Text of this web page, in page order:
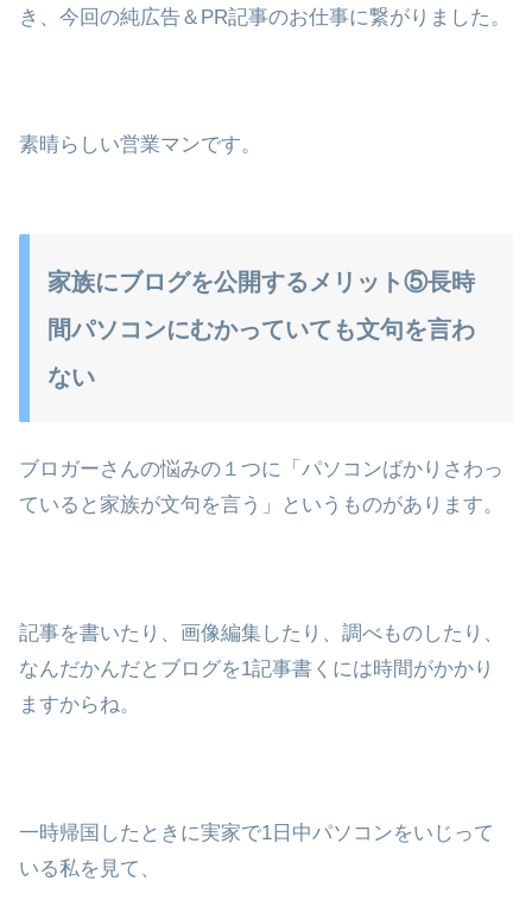
き、今回の純広告＆PR記事のお仕事に繋がりました。
素晴らしい営業マンです。
家族にブログを公開するメリット⑤長時
間パソコンにむかっていても文句を言わ
ない
ブロガーさんの悩みの１つに「パソコンばかりさわっ
ていると家族が文句を言う」というものがあります。
記事を書いたり、画像編集したり、調べものしたり、
なんだかんだとブログを1記事書くには時間がかかり
ますからね。
一時帰国したときに実家で1日中パソコンをいじって
いる私を見て、